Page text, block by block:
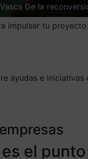
De la
impulsar tu proyecto
ayudas e iniciativas
el